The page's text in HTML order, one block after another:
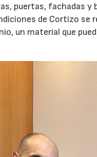
puertas, fachadas
de Cortizo se
un material que